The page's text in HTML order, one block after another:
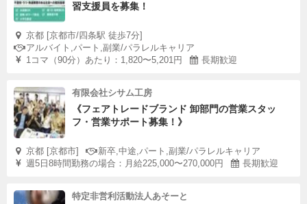
習支援員を募集！
京都 [京都市/四条駅 徒歩7分]
アルバイト,パート,副業/パラレルキャリア
1コマ（90分）あたり：1,820〜5,201円
長期歓迎
有限会社シサム工房
《フェアトレードブランド 卸部門の営業スタッ
フ・営業サポート募集！》
京都 [京都市]
新卒,中途,パート,副業/パラレルキャリア
週5日8時間勤務の場合：月給225,000〜270,000円
長期歓迎
特定非営利活動法人あそーと